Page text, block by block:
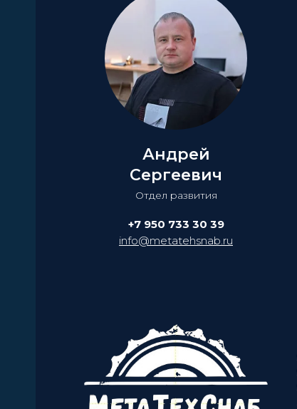
Андрей
Сергеевич
Отдел развития
+7 950 733 30 39
info@metatehsnab.ru